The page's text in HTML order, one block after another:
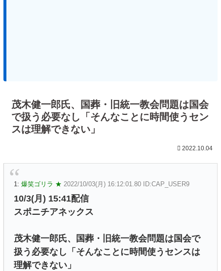
茂木健一郎氏、国葬・旧統一教会問題は国会
で扱う必要なし「そんなことに時間使うセン
スは理解できない」
2022.10.04
1: 爆笑ゴリラ ★ 2022/10/03(月) 16:12:01.80 ID:CAP_USER9
10/3(月) 15:41配信
スポニチアネックス
茂木健一郎氏、国葬・旧統一教会問題は国会で
扱う必要なし「そんなことに時間使うセンスは
理解できない」